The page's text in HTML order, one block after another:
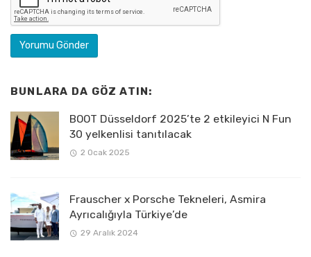
BUNLARA DA GÖZ ATIN:
BOOT Düsseldorf 2025’te 2 etkileyici N Fun
30 yelkenlisi tanıtılacak
2 Ocak 2025
Frauscher x Porsche Tekneleri, Asmira
Ayrıcalığıyla Türkiye’de
29 Aralık 2024